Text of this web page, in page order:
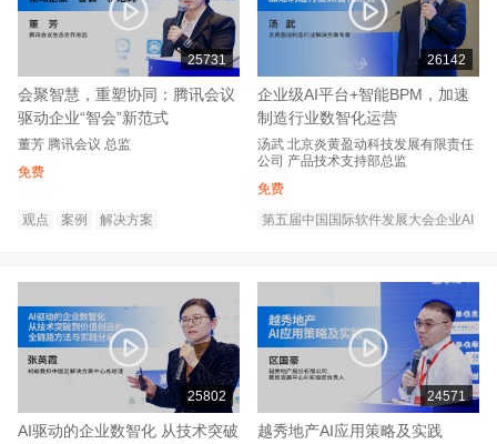
25731
会聚智慧，重塑协同：腾讯会议
驱动企业“智会”新范式
董芳 腾讯会议 总监
免费
观点 案例 解决方案
26142
企业级AI平台+智能BPM，加速
制造行业数智化运营
汤武 北京炎黄盈动科技发展有限责任
公司 产品技术支持部总监
免费
第五届中国国际软件发展大会企业AI
25802
AI驱动的企业数智化 从技术突破
24571
越秀地产AI应用策略及实践